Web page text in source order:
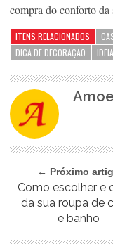
compra do conforto da
ITENS RELACIONADOS
DICA DE DECORAÇAO
← Próximo
Como escolher e
da sua roupa de
e banho